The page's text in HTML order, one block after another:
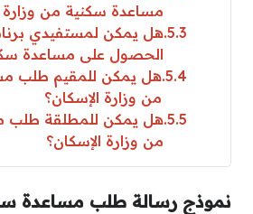
مساعدة سكنية من وزارة
5.3 هل يمكن لمستفيدي
الحصول على مساعدة
5.4 هل يمكن للمقيم طلب
من وزارة الإسكان؟
5.5 هل يمكن للمطلقة طلب
من وزارة الإسكان؟
نموذج رسالة طلب مساعدة